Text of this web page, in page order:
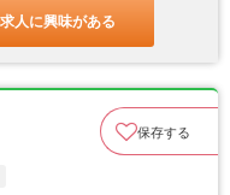
人に興味がある
保存する